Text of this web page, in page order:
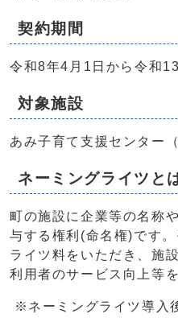
契約期間
令和8年4月1日から令和
対象施設
あみ子育て支援センター
ネーミングライツと
町の施設に企業等の名称
与する権利(命名権)です
ライツ料をいただき、施
利用者のサービス向上等
※ネーミングライツ導入